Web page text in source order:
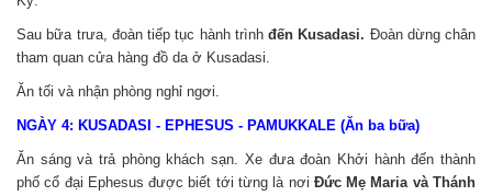
Sau bữa trưa, đoàn tiếp tục hành trình đến Kusadasi. Đoàn dừng chân
tham quan cửa hàng đồ da ở Kusadasi.
Ăn tối và nhận phòng nghỉ ngơi.
NGÀY 4: KUSADASI - EPHESUS - PAMUKKALE (Ăn ba bữa)
Ăn sáng và trả phòng khách sạn. Xe đưa đoàn Khởi hành đến thành
phố cổ đại Ephesus được biết tới từng là nơi Đức Mẹ Maria và Thánh